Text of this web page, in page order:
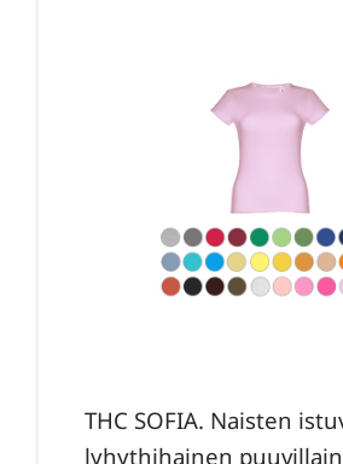
THC SOFIA. Naisten
lyhythihainen